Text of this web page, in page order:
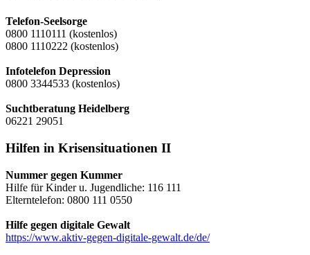
Telefon-Seelsorge
0800 1110111 (kostenlos)
0800 1110222 (kostenlos)
Infotelefon Depression
0800 3344533 (kostenlos)
Suchtberatung Heidelberg
06221 29051
Hilfen in Krisensituationen II
Nummer gegen Kummer
Hilfe für Kinder u. Jugendliche: 116 111
Elterntelefon: 0800 111 0550
Hilfe gegen digitale Gewalt
https://www.aktiv-gegen-digitale-gewalt.de/de/